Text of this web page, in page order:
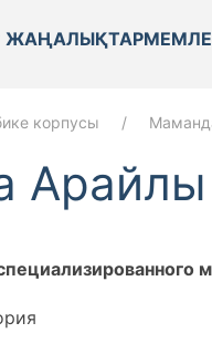
ЖАҢАЛЫҚТАР
корпусы